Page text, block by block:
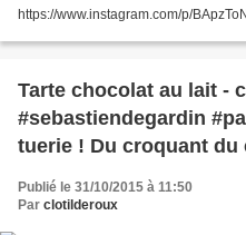
https://www.instagram.com/p/
Tarte chocolat au lait -
#sebastiendegardin
tuerie ! Du croquant du
#instagood #foodie
Publié le 31/10/2015 à 11:50
Par clotilderoux